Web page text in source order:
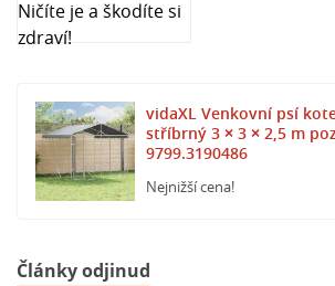
vidaXL Venkovní psí
stříbrný 3 × 3 × 2,5 m
9799.3190486
Nejnižší cena!
Články odjinud